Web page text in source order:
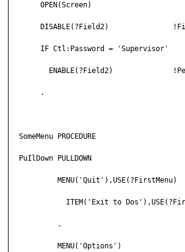
       OPEN(Screen)
DISABLE(?Field2)
       IF Ctl:Password = 'Supervisor'
ENABLE(?Field2)
       .
  SomeMenu PROCEDURE
  PuIlDown PULLDOWN
           MENU('Quit'),USE(?FirstMenu)
ITEM('Exit to
           .
           MENU('Options')